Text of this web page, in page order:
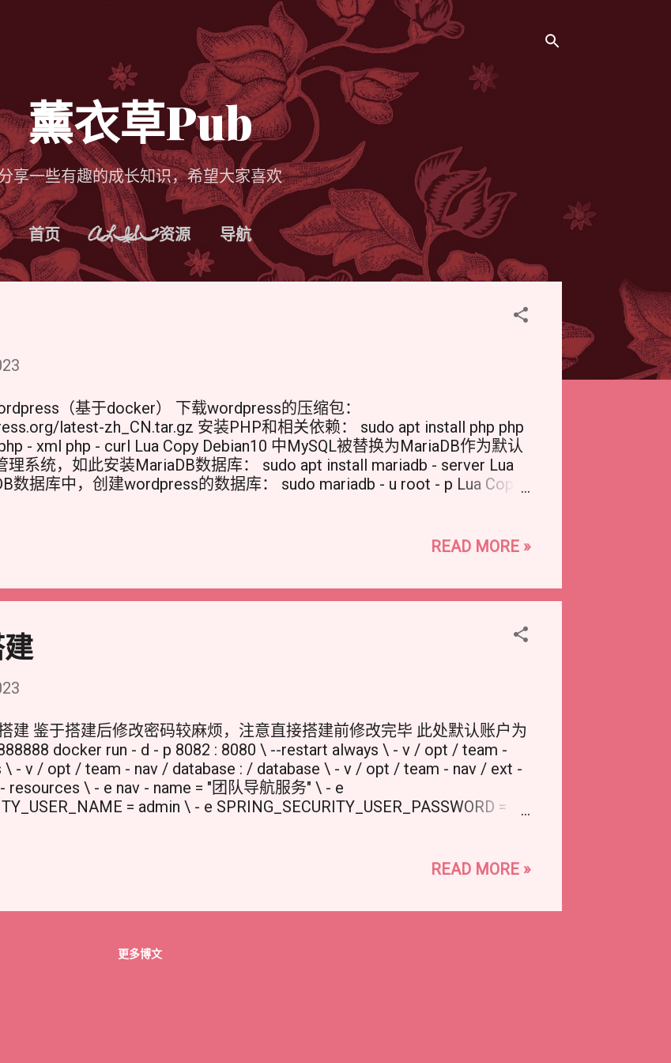
薰衣草Pub
享一些有趣的成长知识，希望大家喜欢
首页 ALIST资源 导航
（基于docker） 下载wordpress的压缩包：
latest-zh_CN.tar.gz 安装PHP和相关依赖： sudo apt install php php
- xml php - curl Lua Copy Debian10 中MySQL被替换为MariaDB作为默认
理系统，如此安装MariaDB数据库： sudo apt install mariadb - server Lua
数据库中，创建wordpress的数据库： sudo mariadb - u root - p Lua Copy
your_database . * TO 'your_user' @ 'localhost' ; FLUSH PRIVILEGES ; EXIT ;
上传到服务器的一个目录下，进行文件解压缩 使用以下命令解压缩
文档根目录： 默认情况下，Debian 10 的 Apache 文档根目录是
当前文件夹目录下使用以下命令将 WordPress 文件移动到/var/www/html
READ MORE »
建 鉴于搭建后修改密码较麻烦，注意直接搭建前修改完毕 此处默认账户为
docker run - d - p 8082 : 8080 \ --restart always \ - v / opt / team -
\ - v / opt / team - nav / database : / database \ - v / opt / team - nav / ext -
resources \ - e nav - name = "团队导航服务" \ - e
= admin \ - e SPRING_SECURITY_USER_PASSWORD =
（ 修改为你账户的密码） 搭建完成后通过
READ MORE »
更多博文